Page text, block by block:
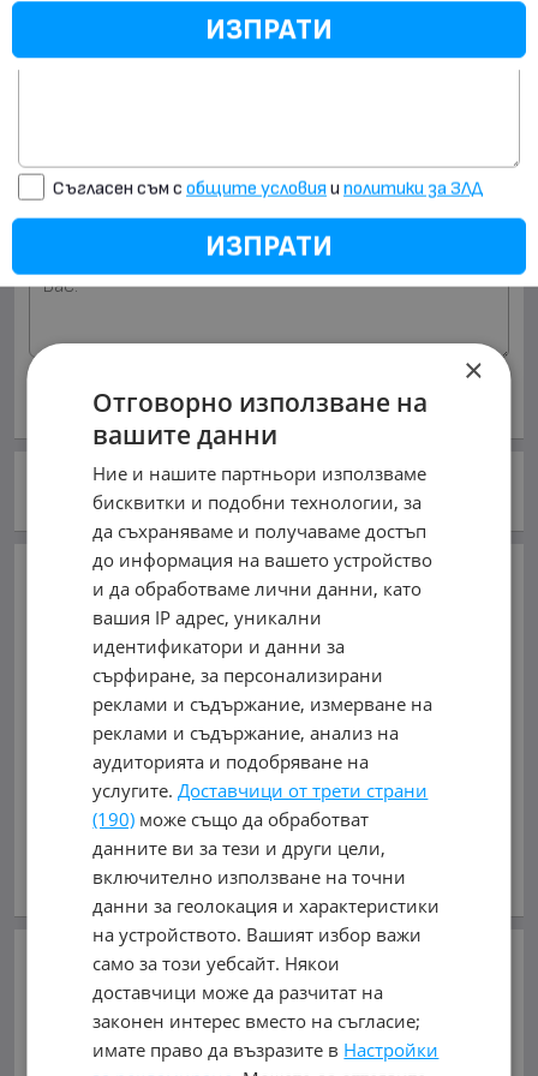
Съгласен съм с общите условия и политики за ЗЛД
ИЗПРАТИ
ИЗПРАТИ
https://db4.mobile.bg
Моята бележка:
Запиши
Моята оценка:
Омниа Груп
гр. Плевен, Широк център
Център
0888000057
0888000057
обл. Плевен, с. Горна Митрополия
В mobile.bgот 25.10.2022г.
Виж всички обяви на дилъра
Добави в Бележника
Копирай линка
×
Отговорно използване на
вашите данни
Ние и нашите партньори използваме
бисквитки и подобни технологии, за
да съхраняваме и получаваме достъп
до информация на вашето устройство
и да обработваме лични данни, като
вашия IP адрес, уникални
идентификатори и данни за
сърфиране, за персонализирани
реклами и съдържание, измерване на
реклами и съдържание, анализ на
аудиторията и подобряване на
услугите.Доставчици от трети страни
(190) може също да обработват
данните ви за тези и други цели,
включително използване на точни
данни за геолокация и характеристики
на устройството. Вашият избор важи
само за този уебсайт. Някои
доставчици може да разчитат на
законен интерес вместо на съгласие;
имате право да възразите в Настройки